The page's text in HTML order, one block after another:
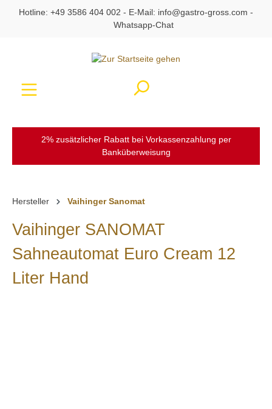
springen
Hotline: +49 3586 404 002 - E-Mail: info@gastro-gross.com -
Whatsapp-Chat
2% zusätzlicher Rabatt bei Vorkassenzahlung per
Banküberweisung
Hersteller Vaihinger Sanomat
Vaihinger SANOMAT
Sahneautomat Euro Cream 12
Liter Hand